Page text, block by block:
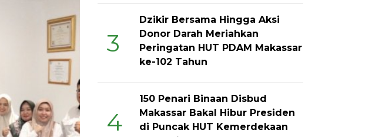
3
Dzikir Bersama Hingga Aksi
Donor Darah Meriahkan
Peringatan HUT PDAM Makassar
ke-102 Tahun
4
150 Penari Binaan Disbud
Makassar Bakal Hibur Presiden
di Puncak HUT Kemerdekaan